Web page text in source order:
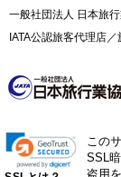
一般社団法人 日本旅
IATA公認旅客代理店
この
SSL
盗用